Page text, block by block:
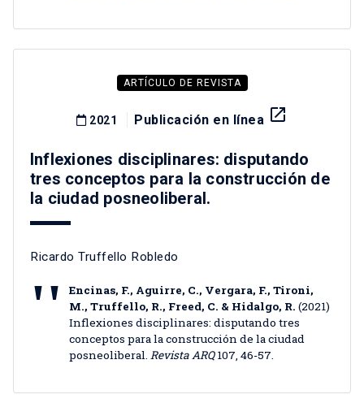
ARTÍCULO DE REVISTA
2021 Publicación en línea launch
Inflexiones disciplinares: disputando
tres conceptos para la construcción de
la ciudad posneoliberal.
Ricardo Truffello Robledo
Encinas, F., Aguirre, C., Vergara, F., Tironi,
M., Truffello, R., Freed, C. & Hidalgo, R. (2021)
Inflexiones disciplinares: disputando tres
conceptos para la construcción de la ciudad
posneoliberal. Revista ARQ107, 46-57.